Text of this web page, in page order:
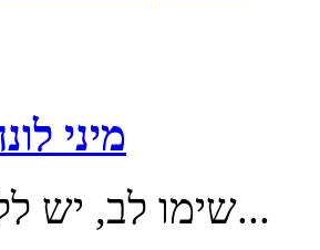
מיני
שימו לב, יש ללחוץ על...